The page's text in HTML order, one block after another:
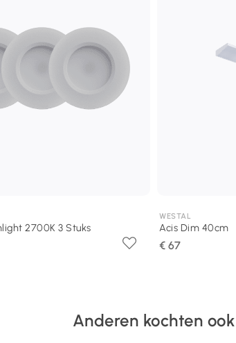
2700K 3 Stuks
WESTAL
Acis Dim 40cm
€ 67
Anderen kochten ook